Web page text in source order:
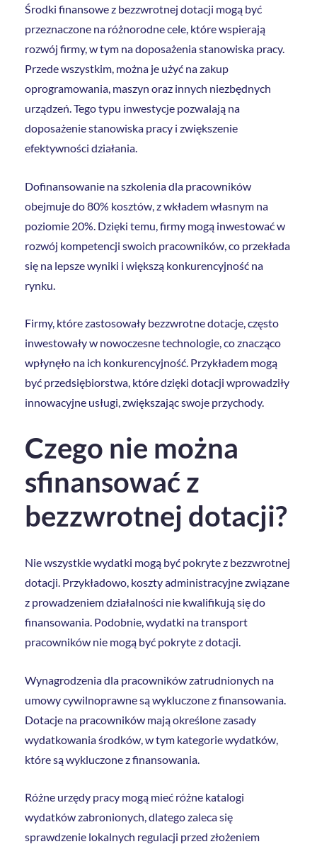
Środki finansowe z bezzwrotnej dotacji mogą być
przeznaczone na różnorodne cele, które wspierają
rozwój firmy, w tym na doposażenia stanowiska pracy.
Przede wszystkim, można je użyć na zakup
oprogramowania, maszyn oraz innych niezbędnych
urządzeń. Tego typu inwestycje pozwalają na
doposażenie stanowiska pracy i zwiększenie
efektywności działania.
Dofinansowanie na szkolenia dla pracowników
obejmuje do 80% kosztów, z wkładem własnym na
poziomie 20%. Dzięki temu, firmy mogą inwestować w
rozwój kompetencji swoich pracowników, co przekłada
się na lepsze wyniki i większą konkurencyjność na
rynku.
Firmy, które zastosowały bezzwrotne dotacje, często
inwestowały w nowoczesne technologie, co znacząco
wpłynęło na ich konkurencyjność. Przykładem mogą
być przedsiębiorstwa, które dzięki dotacji wprowadziły
innowacyjne usługi, zwiększając swoje przychody.
Czego nie można
sfinansować z
bezzwrotnej dotacji?
Nie wszystkie wydatki mogą być pokryte z bezzwrotnej
dotacji. Przykładowo, koszty administracyjne związane
z prowadzeniem działalności nie kwalifikują się do
finansowania. Podobnie, wydatki na transport
pracowników nie mogą być pokryte z dotacji.
Wynagrodzenia dla pracowników zatrudnionych na
umowy cywilnoprawne są wykluczone z finansowania.
Dotacje na pracowników mają określone zasady
wydatkowania środków, w tym kategorie wydatków,
które są wykluczone z finansowania.
Różne urzędy pracy mogą mieć różne katalogi
wydatków zabronionych, dlatego zaleca się
sprawdzenie lokalnych regulacji przed złożeniem